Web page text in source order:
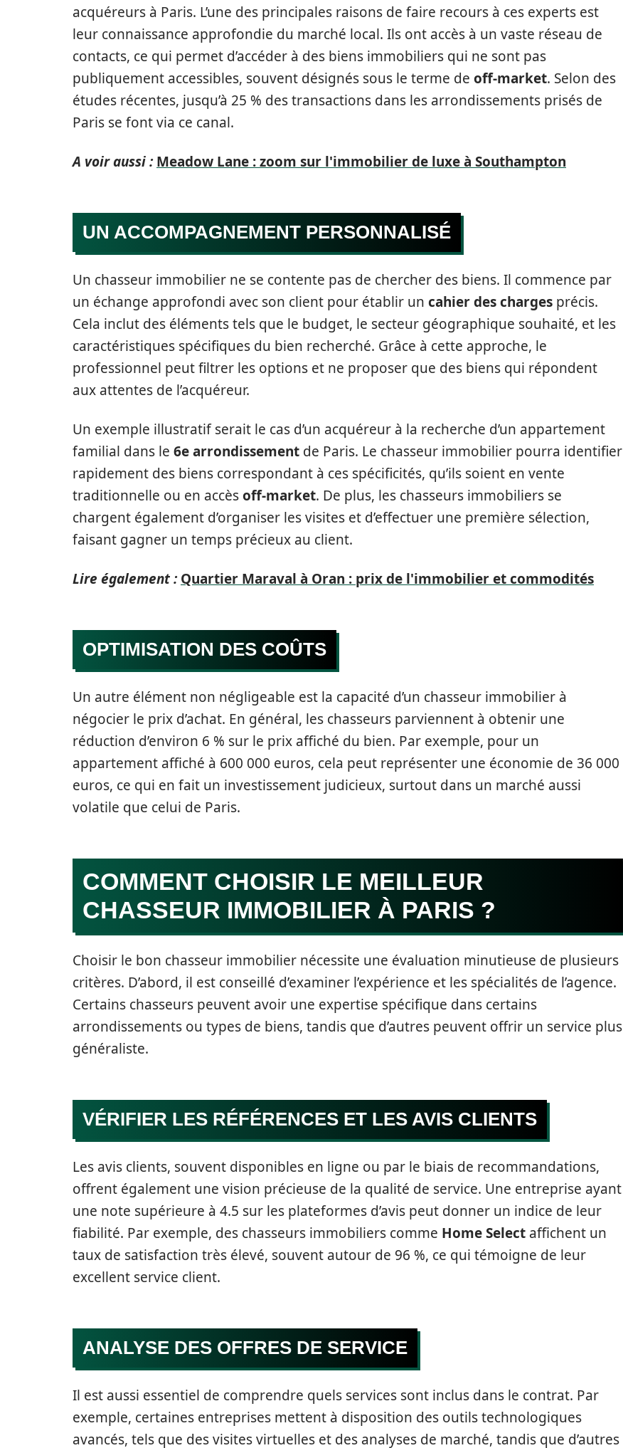
acquéreurs à Paris. L’une des principales raisons de faire recours à ces experts est
leur connaissance approfondie du marché local. Ils ont accès à un vaste réseau de
contacts, ce qui permet d’accéder à des biens immobiliers qui ne sont pas
publiquement accessibles, souvent désignés sous le terme de off-market. Selon des
études récentes, jusqu’à 25 % des transactions dans les arrondissements prisés de
Paris se font via ce canal.
A voir aussi : Meadow Lane : zoom sur l'immobilier de luxe à Southampton
UN ACCOMPAGNEMENT PERSONNALISÉ
Un chasseur immobilier ne se contente pas de chercher des biens. Il commence par
un échange approfondi avec son client pour établir un cahier des charges précis.
Cela inclut des éléments tels que le budget, le secteur géographique souhaité, et les
caractéristiques spécifiques du bien recherché. Grâce à cette approche, le
professionnel peut filtrer les options et ne proposer que des biens qui répondent
aux attentes de l’acquéreur.
Un exemple illustratif serait le cas d’un acquéreur à la recherche d’un appartement
familial dans le 6e arrondissement de Paris. Le chasseur immobilier pourra identifier
rapidement des biens correspondant à ces spécificités, qu’ils soient en vente
traditionnelle ou en accèsoff-market. De plus, les chasseurs immobiliers se
chargent également d’organiser les visites et d’effectuer une première sélection,
faisant gagner un temps précieux au client.
Lire également : Quartier Maraval à Oran : prix de l'immobilier et commodités
OPTIMISATION DES COÛTS
Un autre élément non négligeable est la capacité d’un chasseur immobilier à
négocier le prix d’achat. En général, les chasseurs parviennent à obtenir une
réduction d’environ 6 % sur le prix affiché du bien. Par exemple, pour un
appartement affiché à 600 000 euros, cela peut représenter une économie de 36 000
euros, ce qui en fait un investissement judicieux, surtout dans un marché aussi
volatile que celui de Paris.
COMMENT CHOISIR LE MEILLEUR
CHASSEUR IMMOBILIER À PARIS ?
Choisir le bon chasseur immobilier nécessite une évaluation minutieuse de plusieurs
critères. D’abord, il est conseillé d’examiner l’expérience et les spécialités de l’agence.
Certains chasseurs peuvent avoir une expertise spécifique dans certains
arrondissements ou types de biens, tandis que d’autres peuvent offrir un service plus
généraliste.
VÉRIFIER LES RÉFÉRENCES ET LES AVIS CLIENTS
Les avis clients, souvent disponibles en ligne ou par le biais de recommandations,
offrent également une vision précieuse de la qualité de service. Une entreprise ayant
une note supérieure à 4.5 sur les plateformes d’avis peut donner un indice de leur
fiabilité. Par exemple, des chasseurs immobiliers comme Home Select affichent un
taux de satisfaction très élevé, souvent autour de 96 %, ce qui témoigne de leur
excellent service client.
ANALYSE DES OFFRES DE SERVICE
Il est aussi essentiel de comprendre quels services sont inclus dans le contrat. Par
exemple, certaines entreprises mettent à disposition des outils technologiques
avancés, tels que des visites virtuelles et des analyses de marché, tandis que d’autres